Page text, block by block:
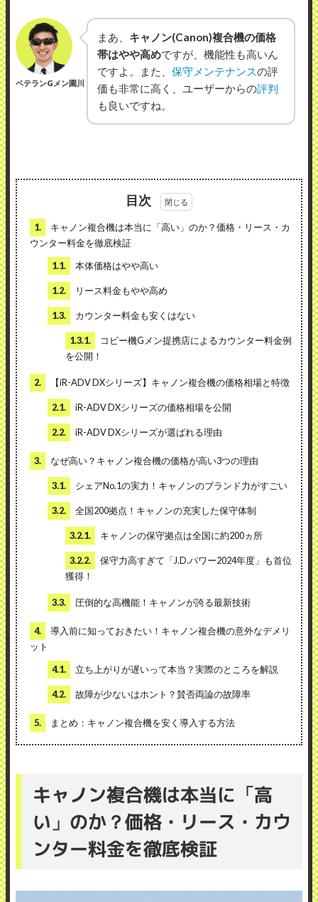
ベテランGメン園川
まあ、 キャノン(Canon)複合機の価格
帯はやや高めですが、機能性も高いん
ですよ。また、 保守メンテナンスの評
価も非常に高く、ユーザーからの評判
も良いですね。
目次
1.
キャノン複合機は本当に「高い」のか？価格・リース・カ
ウンター料金を徹底検証
1.1.
本体価格はやや高い
1.2. リース料金もやや高め
1.3. カウンター料金も安くはない
1.3.1.
コピー機Gメン提携店によるカウンター料金例
を公開！
2. 【iR-ADV DXシリーズ】キャノン複合機の価格相場と特徴
2.1. iR-ADV DXシリーズの価格相場を公開
2.2. iR-ADV DXシリーズが選ばれる理由
3. なぜ高い？キャノン複合機の価格が高い3つの理由
3.1. シェアNo.1の実力！キャノンのブランド力がすごい
3.2. 全国200拠点！キャノンの充実した保守体制
3.2.1. キャノンの保守拠点は全国に約200ヵ所
3.2.2.
保守力高すぎて「J.D.パワー2024年度」も首位
獲得！
3.3. 圧倒的な高機能！キャノンが誇る最新技術
4.
導入前に知っておきたい！キャノン複合機の意外なデメリ
ット
4.1.
立ち上がりが遅いって本当？実際のところを解説
4.2. 故障が少ないはホント？賛否両論の故障率
5. まとめ：キャノン複合機を安く導入する方法
キャノン複合機は本当に「高
い」のか？価格・リース・カウ
ンター料金を徹底検証